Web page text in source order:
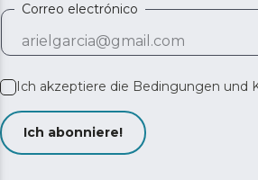
Correo electrónico
Ich akzeptiere die Bedingungen und
Ich abonniere!